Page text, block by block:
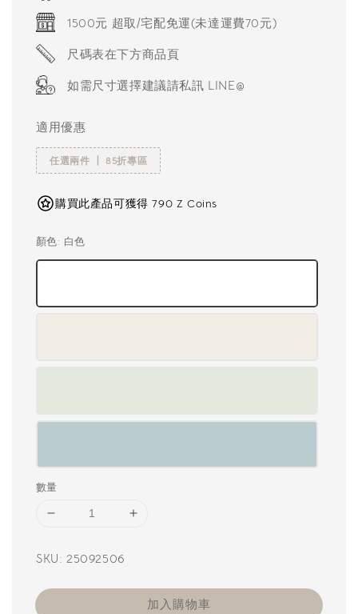
1500元 超取/宅配免運(未達運費70元)
尺碼表在下方商品頁
如需尺寸選擇建議請私訊 LINE@
適用優惠
任選兩件 ┃ 85折專區
購買此產品可獲得 790 Z Coins
顏色: 白色
數量
SKU: 25092506
加入購物車